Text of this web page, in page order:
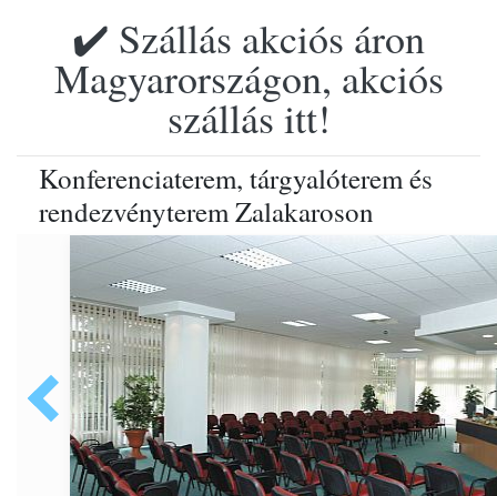
✔️ Szállás akciós áron
Magyarországon, akciós
szállás itt!
Konferenciaterem, tárgyalóterem és
rendezvényterem Zalakaroson